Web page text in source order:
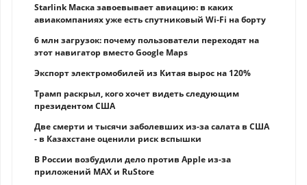
Starlink Маска завоевывает авиацию: в каких
авиакомпаниях уже есть спутниковый Wi-Fi на борту
6 млн загрузок: почему пользователи переходят на
этот навигатор вместо Google Maps
Экспорт электромобилей из Китая вырос на 120%
Трамп раскрыл, кого хочет видеть следующим
президентом США
Две смерти и тысячи заболевших из-за салата в США
- в Казахстане оценили риск вспышки
В России возбудили дело против Apple из-за
приложений MAX и RuStore